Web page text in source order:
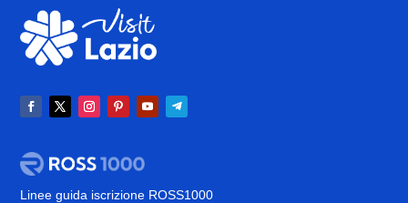
Linee guida iscrizione ROSS1000